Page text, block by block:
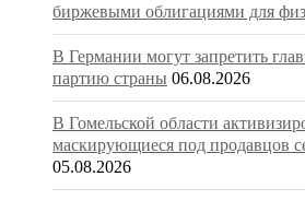
биржевыми облигациями для
В Германии могут запретить
партию страны 06.08.2026
В Гомельской области
маскирующиеся под продавцов
05.08.2026